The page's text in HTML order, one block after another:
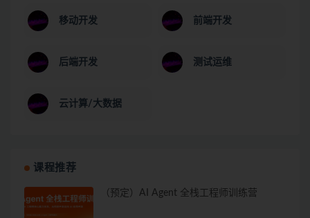
移动开发 前端开发
后端开发 测试运维
云计算/大数据
课程推荐
（预定）AI Agent 全栈工程师训练营